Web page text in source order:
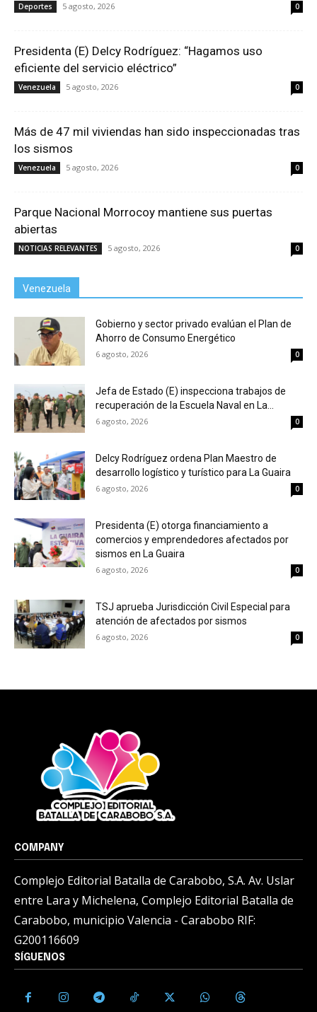
Deportes 5 agosto, 2026 0
Presidenta (E) Delcy Rodríguez: “Hagamos uso
eficiente del servicio eléctrico”
Venezuela 5 agosto, 2026 0
Más de 47 mil viviendas han sido inspeccionadas tras
los sismos
Venezuela 5 agosto, 2026 0
Parque Nacional Morrocoy mantiene sus puertas
abiertas
NOTICIAS RELEVANTES 5 agosto, 2026 0
Venezuela
Gobierno y sector privado evalúan el Plan de
Ahorro de Consumo Energético
6 agosto, 2026 0
Jefa de Estado (E) inspecciona trabajos de
recuperación de la Escuela Naval en La...
6 agosto, 2026 0
Delcy Rodríguez ordena Plan Maestro de
desarrollo logístico y turístico para La Guaira
6 agosto, 2026 0
Presidenta (E) otorga financiamiento a
comercios y emprendedores afectados por
sismos en La Guaira
6 agosto, 2026 0
TSJ aprueba Jurisdicción Civil Especial para
atención de afectados por sismos
6 agosto, 2026 0
COMPANY
Complejo Editorial Batalla de Carabobo, S.A. Av. Uslar
entre Lara y Michelena, Complejo Editorial Batalla de
Carabobo, municipio Valencia - Carabobo RIF:
G200116609
SÍGUENOS